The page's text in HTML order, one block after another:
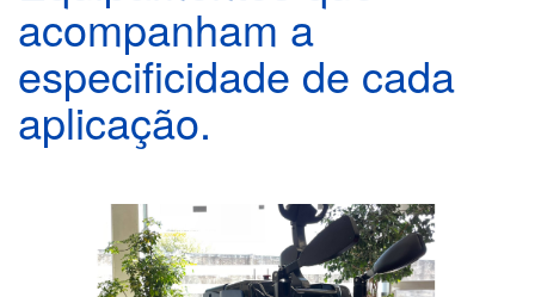
acompanham a
especificidade de cada
aplicação.